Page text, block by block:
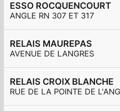
ESSO ROCQUENCOURT
ANGLE RN 307 ET 317
RELAIS MAUREPAS
AVENUE DE LANGRES
RELAIS CROIX BLANCHE
RUE DE LA POINTE DE